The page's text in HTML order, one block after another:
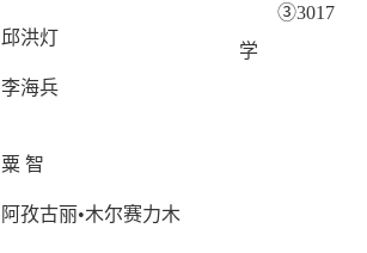
邱洪灯
李海兵
③3017高
学
粟 智
阿孜古丽•木尔赛力木